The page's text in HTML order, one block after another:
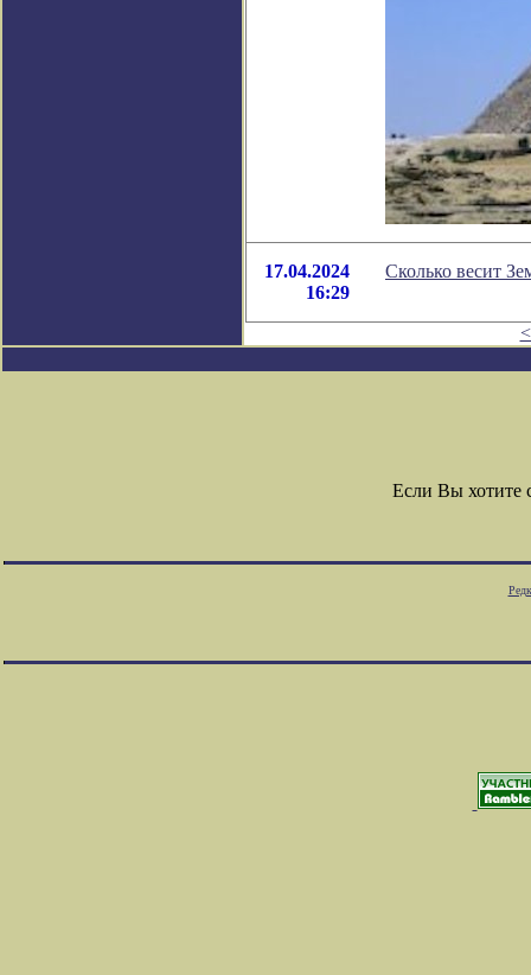
17.04.2024
16:29
Сколько весит
Если Вы хотите